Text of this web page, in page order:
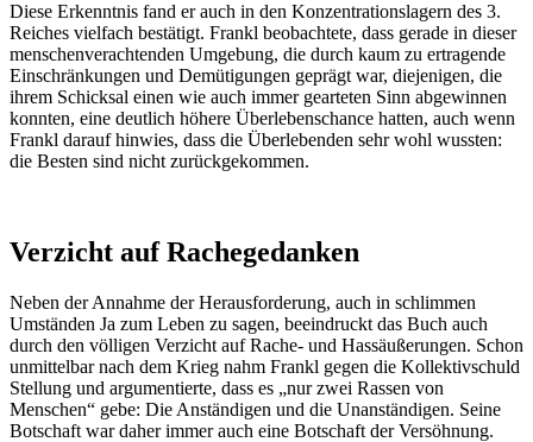
Diese Erkenntnis fand er auch in den Konzentrationslagern des 3.
Reiches vielfach bestätigt. Frankl beobachtete, dass gerade in dieser
menschenverachtenden Umgebung, die durch kaum zu ertragende
Einschränkungen und Demütigungen geprägt war, diejenigen, die
ihrem Schicksal einen wie auch immer gearteten Sinn abgewinnen
konnten, eine deutlich höhere Überlebenschance hatten, auch wenn
Frankl darauf hinwies, dass die Überlebenden sehr wohl wussten:
die Besten sind nicht zurückgekommen.
Verzicht auf Rachegedanken
Neben der Annahme der Herausforderung, auch in schlimmen
Umständen Ja zum Leben zu sagen, beeindruckt das Buch auch
durch den völligen Verzicht auf Rache- und Hassäußerungen. Schon
unmittelbar nach dem Krieg nahm Frankl gegen die Kollektivschuld
Stellung und argumentierte, dass es „nur zwei Rassen von
Menschen“ gebe: Die Anständigen und die Unanständigen. Seine
Botschaft war daher immer auch eine Botschaft der Versöhnung.